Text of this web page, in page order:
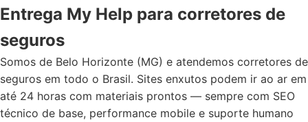
Entrega My Help para corretores de
seguros
Somos de Belo Horizonte (MG) e atendemos corretores de
seguros em todo o Brasil. Sites enxutos podem ir ao ar em
até 24 horas com materiais prontos — sempre com SEO
técnico de base, performance mobile e suporte humano